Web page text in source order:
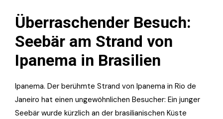
Überraschender Besuch:
Seebär am Strand von
Ipanema in Brasilien
Ipanema. Der berühmte Strand von Ipanema in Rio de
Janeiro hat einen ungewöhnlichen Besucher: Ein junger
Seebär wurde kürzlich an der brasilianischen Küste